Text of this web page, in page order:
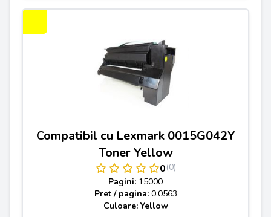
Compatibil cu Lexmark 0015G042Y
Toner Yellow
0(0)
Pagini: 15000
Pret / pagina: 0.0563
Culoare: Yellow